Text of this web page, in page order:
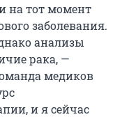
на тот момент
заболевания.
анализы
рака, —
медиков
и я сейчас